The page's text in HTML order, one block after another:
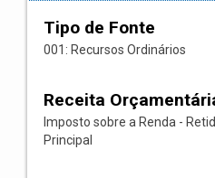
Tipo de Fonte
001: Recursos Ordinários
Receita
Imposto sobre a Renda -
Principal